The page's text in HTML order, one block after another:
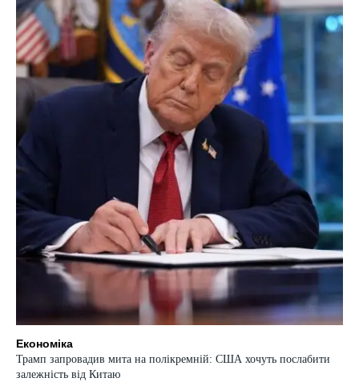
Економіка
Трамп запровадив мита на полікремній: США хочуть послабити
залежність від Китаю